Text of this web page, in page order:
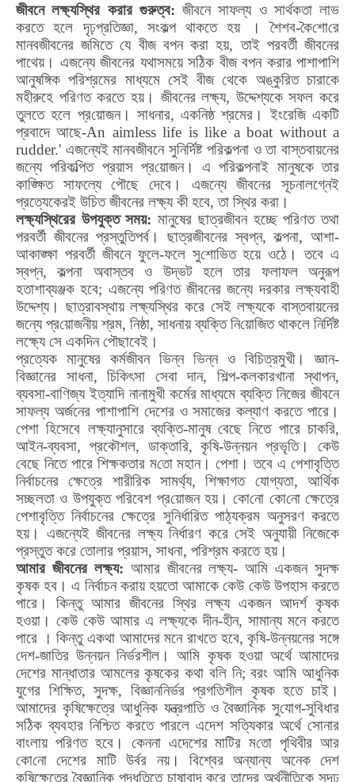
জীবনে লক্ষ্যস্থির করার গুরুত্ব: জীবনে সাফল্য ও সার্থকতা লাভ
করতে হলে দৃঢ়প্রতিজ্ঞা, সংকল্প থাকতে হয় । শৈশব-কৈশোরে
মানবজীবনের জমিতে যে বীজ বপন করা হয়,তাই পরবর্তী জীবনের
পাথেয়। এজন্যে জীবনের যথাসময়ে সঠিক বীজ বপন করার পাশাপাশি
আনুষঙ্গিক পরিশ্রমের মাধ্যমে সেই বীজ থেকে অঙ্কুরিত চারাকে
মহীরুহে পরিণত করতে হয়। জীবনের লক্ষ্য, উদ্দেশ্যকে সফল করে
তুলতে হলে প্রয়োজন। সাধনার,একনিষ্ঠ শ্রমের। ইংরেজি একটি
প্রবাদে আছে-An aimless life is like a boat without a
rudder.' এজন্যেই মানবজীবনে সুনির্দিষ্ট পরিকল্পনা ও তা বাস্তবায়নের
জন্যে পরিকল্পিত প্রয়াস প্রয়োজন। এ পরিকল্পনাই মানুষকে তার
কাঙ্ক্ষিত সাফল্যে পৌছে দেবে। এজন্যে জীবনের সূচনালগ্নেই
প্রত্যেকেরই উচিত জীবনের লক্ষ্য কী হবে,তা স্থির করা।
লক্ষ্যস্থিরের উপযুক্ত সময়: মানুষের ছাত্রজীবন হচ্ছে পরিণত তথা
পরবর্তী জীবনের প্রস্তুতিপর্ব। ছাত্রজীবনের স্বপ্ন,কল্পনা,আশা-
আকাঙ্ক্ষা পরবর্তী জীবনে ফুলে-ফলে সুশোভিত হয়ে ওঠে। তবে এ
স্বপ্ন,কল্পনা অবাস্তব ও উদ্ভট হলে তার ফলাফল অনুরূপ
হতাশাব্যঞ্জক হবে; এজন্যে পরিণত জীবনের জন্যে দরকার লক্ষ্যবাহী
উদ্দেশ্য। ছাত্রাবস্থায় লক্ষ্যস্থির করে সেই লক্ষ্যকে বাস্তবায়নের
জন্যে প্রয়োজনীয় শ্রম, নিষ্ঠা, সাধনায় ব্যক্তি নিয়োজিত থাকলে নির্দিষ্ট
লক্ষ্যে সে একদিন পৌছাবেই।
প্রত্যেক মানুষের কর্মজীবন ভিন্ন ভিন্ন ও বিচিত্রমুখী। জ্ঞান-
বিজ্ঞানের সাধনা, চিকিৎসা সেবা দান, শিল্প-কলকারখানা স্থাপন,
ব্যবসা-বাণিজ্য ইত্যাদি নানামুখী কর্মের মাধ্যমে ব্যক্তি নিজের জীবনে
সাফল্য অর্জনের পাশাপাশি দেশের ও সমাজের কল্যাণ করতে পারে।
পেশা হিসেবে লক্ষ্যানুসারে ব্যক্তি-মানুষ বেছে নিতে পারে চাকরি,
আইন-ব্যবসা, প্রকৌশল, ডাক্তারি,কৃষি-উন্নয়ন প্রভৃতি। কেউ
বেছে নিতে পারে শিক্ষকতার মতোমহান। পেশা। তবে এ পেশাবৃত্তি
নির্বাচনের ক্ষেত্রে শারীরিক সামর্থ্য,শিক্ষাগত যোগ্যতা,আর্থিক
সচ্ছলতা ও উপযুক্ত পরিবেশ প্রয়োজন হয়। কোনো কোনোক্ষেত্রে
পেশাবৃত্তি নির্বাচনের ক্ষেত্রে সুনির্ধারিত পাঠ্যক্রম অনুসরণ করতে
হয়। এজন্যেই জীবনের লক্ষ্য নির্ধারণ করে সেই অনুযায়ী নিজেকে
প্রস্তুত করে তোলার প্রয়াস, সাধনা, পরিশ্রম করতে হয়।
আমার জীবনের লক্ষ্য: আমার জীবনের লক্ষ্য- আমি একজন সুদক্ষ
কৃষক হব। এ নির্বাচন করায় হয়তাে আমাকে কেউ কেউ উপহাস করতে
পারে। কিন্তু আমার জীবনের স্থির লক্ষ্য একজন আদর্শ কৃষক
হওয়া। কেউ কেউ আমার এ লক্ষ্যকে দীন-হীন, সামান্য মনে করতে
পারে । কিন্তু একথা আমাদের মনে রাখতে হবে,কৃষি-উন্নয়নের সঙ্গে
দেশ-জাতির উন্নয়ন নির্ভরশীল। আমি কৃষক হওয়া অর্থে আমাদের
দেশের মান্ধাতার আমলের কৃষকের কথা বলি নি;বরং আমি আধুনিক
যুগের শিক্ষিত,সুদক্ষ, বিজ্ঞাননির্ভর প্রগতিশীল কৃষক হতে চাই।
আমাদের কৃষিক্ষেত্রে আধুনিক যন্ত্রপাতি ও বৈজ্ঞানিক সুযোগ-সুবিধার
সঠিক ব্যবহার নিশ্চিত করতে পারলে এদেশ সত্যিকার অর্থে সোনার
বাংলায় পরিণত হবে। কেননা এদেশের মাটির মতো পৃথিবীর আর
কোনো দেশের মাটি উর্বর নয়। বিশ্বের অন্যান্য অনেক দেশ
কৃষিক্ষেত্রে বৈজ্ঞানিক পদ্ধতিতে চাষাবাদ করে তাদের অর্থনীতিকে সুদৃঢ়